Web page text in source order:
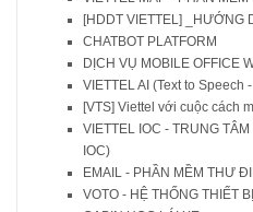
[HDDT VIETTEL] _HƯỚNG
CHATBOT PLATFORM
DỊCH VỤ MOBILE OFFICE
VIETTEL AI (Text to Speech
[VTS] Viettel với cuộc cách
VIETTEL IOC - TRUNG
IOC)
EMAIL - PHẦN MỀM THƯ
VOTO - HỆ THỐNG THIẾT